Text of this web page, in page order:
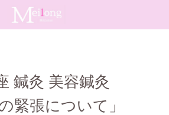
鍼灸 美容鍼灸
緊張について」